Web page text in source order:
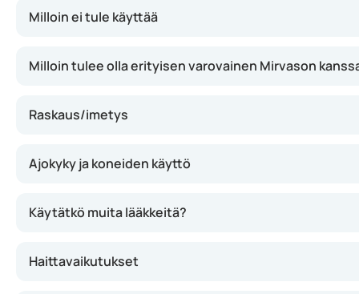
Milloin ei tule käyttää
Milloin tulee olla erityisen varovainen Mirvason
Raskaus/imetys
Ajokyky ja koneiden käyttö
Käytätkö muita lääkkeitä?
Haittavaikutukset